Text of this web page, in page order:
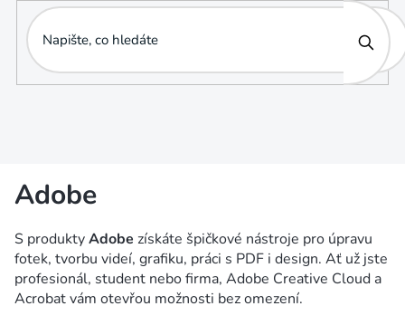
obsah
Adobe
S produktyAdobe získáte špičkové nástroje pro úpravu
fotek, tvorbu videí, grafiku, práci s PDF i design. Ať už jste
profesionál, student nebo firma, Adobe Creative Cloud a
Acrobat vám otevřou možnosti bez omezení.